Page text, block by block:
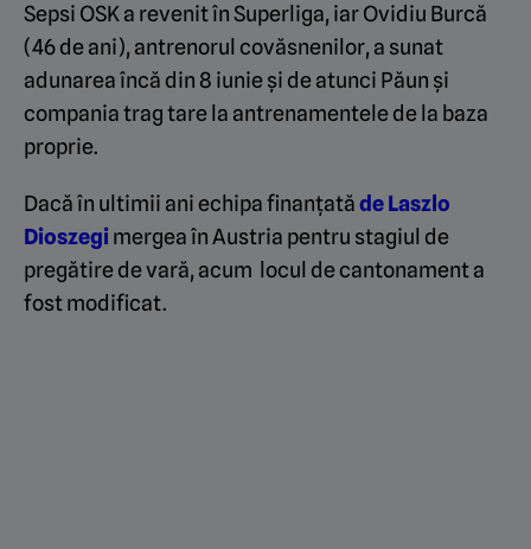
Sepsi OSK a revenit în Superliga, iar Ovidiu Burcă
(46 de ani), antrenorul covăsnenilor, a sunat
adunarea încă din 8 iunie și de atunci Păun și
compania trag tare la antrenamentele de la baza
proprie.
Dacă în ultimii ani echipa finanțatăde Laszlo
Dioszegimergea în Austria pentru stagiul de
pregătire de vară, acum locul de cantonament a
fost modificat.